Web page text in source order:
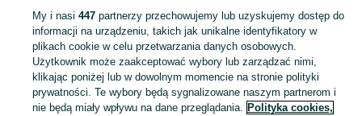
KATEGORIA
Szeroki wybór toreb na ramię Jastrzębie-Zdrój ▶️ skórzane, materiałowe, duże i casualowe ✅ Nowe i używane w atrakcyjnych cenach ✌ Znajdź oferty na OLX.pl! Zobacz
Mapa kategorii
My i nasi 447partnerzy przechowujemy lub uzyskujemy dostęp do
informacji na urządzeniu, takich jak unikalne identyfikatory w
plikach cookie w celu przetwarzania danych osobowych.
Użytkownik może zaakceptować wybory lub zarządzać nimi,
klikając poniżej lub w dowolnym momencie na stronie polityki
prywatności. Te wybory będą sygnalizowane naszym partnerom i
nie będą miały wpływu na dane przeglądania. Polityka cookies,